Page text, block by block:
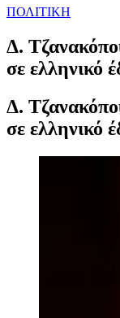
ΠΟΛΙΤΙΚΗ
Δ.
σε ελληνικό
Δ.
σε ελληνικό